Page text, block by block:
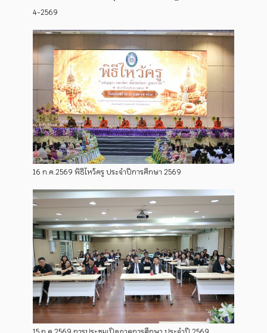
4-2569
16 ก.ค.2569 พิธีไหว้ครู ประจำปีการศึกษา 2569